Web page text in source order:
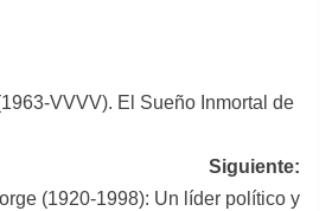
VVVV). El Sueño Inmortal de
Siguiente:
(1920-1998): Un líder político y